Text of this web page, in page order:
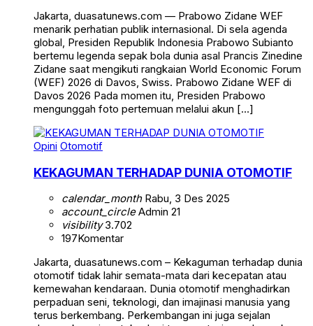
Jakarta, duasatunews.com — Prabowo Zidane WEF
menarik perhatian publik internasional. Di sela agenda
global, Presiden Republik Indonesia Prabowo Subianto
bertemu legenda sepak bola dunia asal Prancis Zinedine
Zidane saat mengikuti rangkaian World Economic Forum
(WEF) 2026 di Davos, Swiss. Prabowo Zidane WEF di
Davos 2026 Pada momen itu, Presiden Prabowo
mengunggah foto pertemuan melalui akun […]
Opini Otomotif
KEKAGUMAN TERHADAP DUNIA OTOMOTIF
calendar_monthRabu, 3 Des 2025
account_circleAdmin 21
visibility3.702
197Komentar
Jakarta, duasatunews.com – Kekaguman terhadap dunia
otomotif tidak lahir semata-mata dari kecepatan atau
kemewahan kendaraan. Dunia otomotif menghadirkan
perpaduan seni, teknologi, dan imajinasi manusia yang
terus berkembang. Perkembangan ini juga sejalan